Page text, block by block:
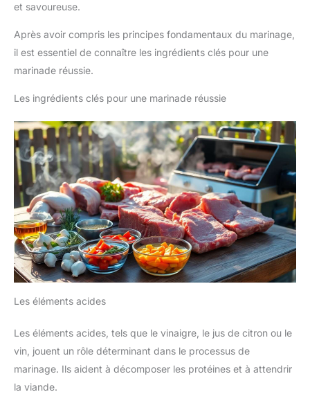
et savoureuse.
Après avoir compris les principes fondamentaux du marinage,
il est essentiel de connaître les ingrédients clés pour une
marinade réussie.
Les ingrédients clés pour une marinade réussie
Les éléments acides
Les éléments acides, tels que le vinaigre, le jus de citron ou le
vin, jouent un rôle déterminant dans le processus de
marinage. Ils aident à décomposer les protéines et à attendrir
la viande.